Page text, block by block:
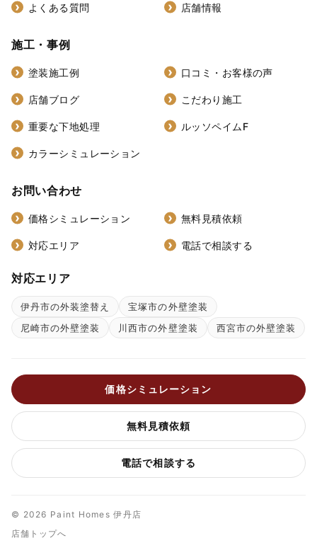
よくある質問 店舗情報
施工・事例
塗装施工例 口コミ・お客様の声
店舗ブログ こだわり施工
重要な下地処理 ルッソペイムF
カラーシミュレーション
お問い合わせ
価格シミュレーション 無料見積依頼
対応エリア 電話で相談する
対応エリア
伊丹市の外装塗替え
宝塚市の外壁塗装
尼崎市の外壁塗装
川西市の外壁塗装 西宮市の外壁塗装
価格シミュレーション
無料見積依頼
電話で相談する
© 2026 Paint Homes 伊丹店
店舗トップへ